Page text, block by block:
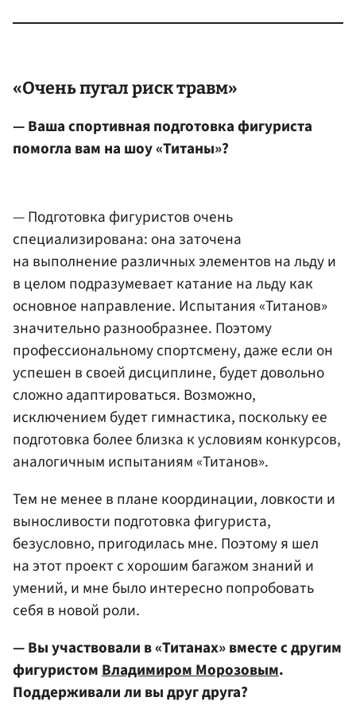
«Очень пугал риск травм»
— Ваша спортивная подготовка фигуриста
помогла вам на шоу «Титаны»?
— Подготовка фигуристов очень
специализирована: она заточена
на выполнение различных элементов на льду и
в целом подразумевает катание на льду как
основное направление. Испытания «Титанов»
значительно разнообразнее. Поэтому
профессиональному спортсмену, даже если он
успешен в своей дисциплине, будет довольно
сложно адаптироваться. Возможно,
исключением будет гимнастика, поскольку ее
подготовка более близка к условиям конкурсов,
аналогичным испытаниям «Титанов».
Тем не менее в плане координации, ловкости и
выносливости подготовка фигуриста,
безусловно, пригодилась мне. Поэтому я шел
на этот проект с хорошим багажом знаний и
умений, и мне было интересно попробовать
себя в новой роли.
— Вы участвовали в «Титанах» вместе с другим
фигуристомВладимиром Морозовым.
Поддерживали ли вы друг друга?